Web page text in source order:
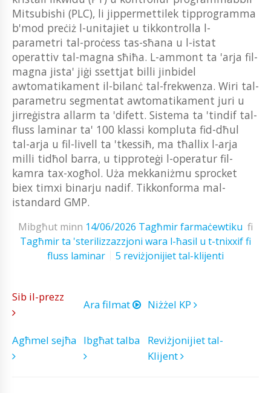
Mitsubishi (PLC), li jippermettilek tipprogramma
b'mod preċiż l-unitajiet u tikkontrolla l-
parametri tal-proċess tas-sħana u l-istat
operattiv tal-magna sħiħa. L-ammont ta 'arja fil-
magna jista' jiġi ssettjat billi jinbidel
awtomatikament il-bilanċ tal-frekwenza. Wiri tal-
parametru segmentat awtomatikament juri u
jirreġistra allarm ta 'difett. Sistema ta 'tindif tal-
fluss laminar ta' 100 klassi kompluta fid-dħul
tal-arja u fil-livell ta 'tkessiħ, ma tħallix l-arja
milli tidħol barra, u tipproteġi l-operatur fil-
kamra tax-xogħol. Uża mekkaniżmu sprocket
biex timxi binarju nadif. Tikkonforma mal-
istandard GMP.
Mibgħut minn 14/06/2026 Tagħmir farmaċewtiku fi
Tagħmir ta 'sterilizzazzjoni wara l-ħasil u t-tnixxif fi
fluss laminar
5 reviżjonijiet tal-klijenti
Sib il-prezz
Ara filmat Niżżel KP
Agħmel sejħa Ibgħat talba
Reviżjonijiet tal-
Klijent